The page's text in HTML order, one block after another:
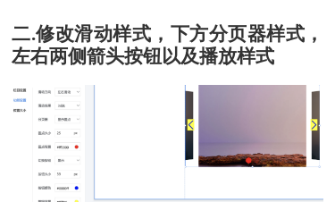
二.修改滑动样式，下方分页器样式，
左右两侧箭头按钮以及播放样式